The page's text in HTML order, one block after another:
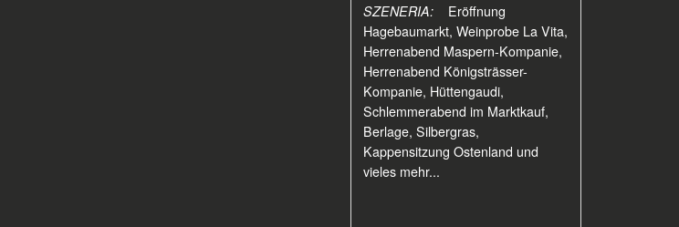
SZENERIA: Eröffnung
Hagebaumarkt, Weinprobe La Vita,
Herrenabend Maspern-Kompanie,
Herrenabend Königsträsser-
Kompanie, Hüttengaudi,
Schlemmerabend im Marktkauf,
Berlage, Silbergras,
Kappensitzung Ostenland und
vieles mehr...